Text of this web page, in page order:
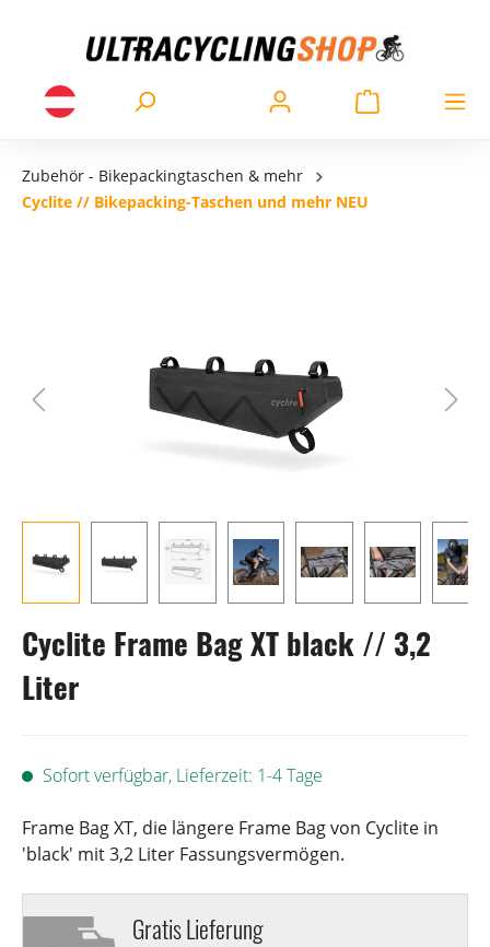
Zubehör - Bikepackingtaschen & mehr
Cyclite // Bikepacking-Taschen und mehr NEU
Cyclite Frame Bag XT black // 3,2
Liter
Sofort verfügbar, Lieferzeit: 1-4 Tage
Frame Bag XT, die längere Frame Bag von Cyclite in
'black' mit 3,2 Liter Fassungsvermögen.
Gratis Lieferung